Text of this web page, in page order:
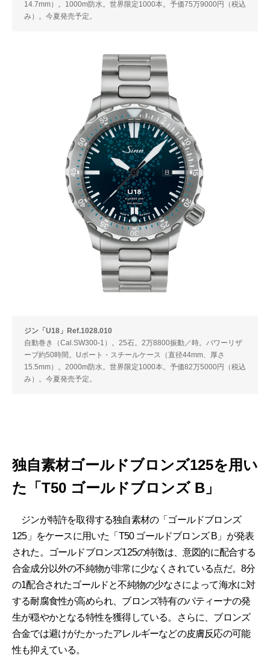
14.7mm）。1000m防水。世界限定1000本。予価75万9000円（税込
み）。今夏発売予定。
ジン「U18」Ref.1028.010
自動巻き（Cal.SW300-1）。25石。2万8800振動／時。パワーリザ
ーブ約50時間。Uボート・スチールケース（直径44mm、厚さ
15.5mm）。2000m防水。世界限定1000本。予価82万5000円（税込
み）。今夏発売予定。
独自素材ゴールドブロンズ125を用い
た「T50 ゴールドブロンズ B」
ジンが特許を取得する独自素材の「ゴールドブロンズ
125」をケースに用いた「T50 ゴールドブロンズ B」が発表
された。ゴールドブロンズ125の特徴は、意図的に配合する
合金成分以外の不純物が非常に少なくされている点だ。8分
の1配合されたゴールドと不純物の少なさによって海水に対
する耐腐食性が高められ、ブロンズ特有のパティーナの発
生が穏やかとなる特性を獲得している。さらに、ブロンズ
合金では避けがたかったアレルギーなどの皮膚反応の可能
性も抑えている。